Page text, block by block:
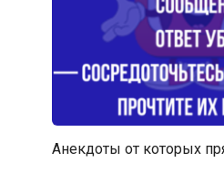
Анекдоты от которых